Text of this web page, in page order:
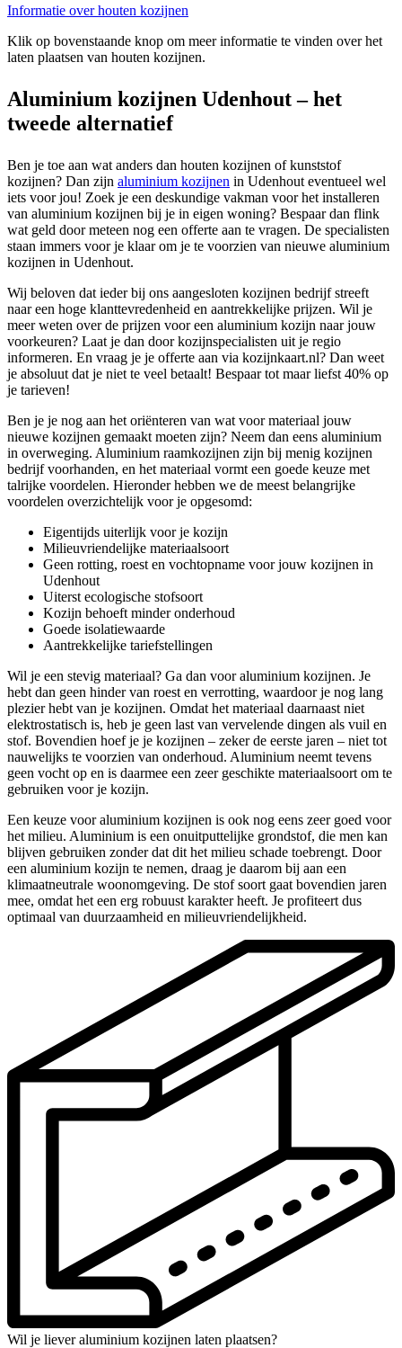
Informatie over houten kozijnen
Klik op bovenstaande knop om meer informatie te vinden over het
laten plaatsen van houten kozijnen.
Aluminium kozijnen Udenhout – het
tweede alternatief
Ben je toe aan wat anders dan houten kozijnen of kunststof
kozijnen? Dan zijn aluminium kozijnen in Udenhout eventueel wel
iets voor jou! Zoek je een deskundige vakman voor het installeren
van aluminium kozijnen bij je in eigen woning? Bespaar dan flink
wat geld door meteen nog een offerte aan te vragen. De specialisten
staan immers voor je klaar om je te voorzien van nieuwe aluminium
kozijnen in Udenhout.
Wij beloven dat ieder bij ons aangesloten kozijnen bedrijf streeft
naar een hoge klanttevredenheid en aantrekkelijke prijzen. Wil je
meer weten over de prijzen voor een aluminium kozijn naar jouw
voorkeuren? Laat je dan door kozijnspecialisten uit je regio
informeren. En vraag je je offerte aan via kozijnkaart.nl? Dan weet
je absoluut dat je niet te veel betaalt! Bespaar tot maar liefst 40% op
je tarieven!
Ben je je nog aan het oriënteren van wat voor materiaal jouw
nieuwe kozijnen gemaakt moeten zijn? Neem dan eens aluminium
in overweging. Aluminium raamkozijnen zijn bij menig kozijnen
bedrijf voorhanden, en het materiaal vormt een goede keuze met
talrijke voordelen. Hieronder hebben we de meest belangrijke
voordelen overzichtelijk voor je opgesomd:
Eigentijds uiterlijk voor je kozijn
Milieuvriendelijke materiaalsoort
Geen rotting, roest en vochtopname voor jouw kozijnen in
Udenhout
Uiterst ecologische stofsoort
Kozijn behoeft minder onderhoud
Goede isolatiewaarde
Aantrekkelijke tariefstellingen
Wil je een stevig materiaal? Ga dan voor aluminium kozijnen. Je
hebt dan geen hinder van roest en verrotting, waardoor je nog lang
plezier hebt van je kozijnen. Omdat het materiaal daarnaast niet
elektrostatisch is, heb je geen last van vervelende dingen als vuil en
stof. Bovendien hoef je je kozijnen – zeker de eerste jaren – niet tot
nauwelijks te voorzien van onderhoud. Aluminium neemt tevens
geen vocht op en is daarmee een zeer geschikte materiaalsoort om te
gebruiken voor je kozijn.
Een keuze voor aluminium kozijnen is ook nog eens zeer goed voor
het milieu. Aluminium is een onuitputtelijke grondstof, die men kan
blijven gebruiken zonder dat dit het milieu schade toebrengt. Door
een aluminium kozijn te nemen, draag je daarom bij aan een
klimaatneutrale woonomgeving. De stof soort gaat bovendien jaren
mee, omdat het een erg robuust karakter heeft. Je profiteert dus
optimaal van duurzaamheid en milieuvriendelijkheid.
Wil je liever aluminium kozijnen laten plaatsen?